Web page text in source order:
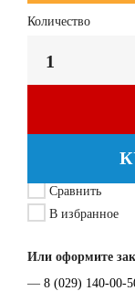
Количество
Сравнить
В избранное
Или оформите
— 8 (029) 140-00-